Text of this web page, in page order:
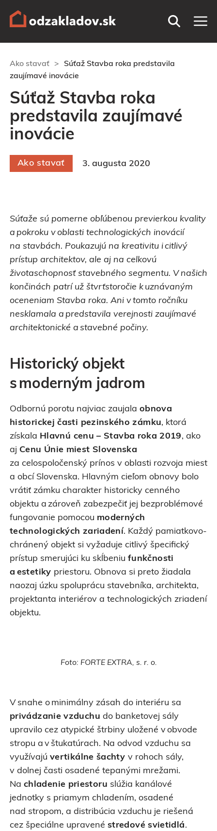
Ako stavať >
Súťaž Stavba roka predstavila
zaujímavé inovácie
Súťaž Stavba roka
predstavila zaujímavé
inovácie
Ako stavať 3. augusta 2020
Súťaže sú pomerne obľúbenou previerkou kvality
a pokroku v oblasti technologických inovácií
na stavbách. Poukazujú na kreativitu i citlivý
prístup architektov, ale aj na celkovú
životaschopnosť stavebného segmentu. V našich
končinách patrí už štvrťstoročie k uznávaným
oceneniam Stavba roka. Ani v tomto ročníku
nesklamala a predstavila verejnosti zaujímavé
architektonické a stavebné počiny.
Historický objekt
s moderným jadrom
Odbornú porotu najviac zaujala obnova
historickej časti pezinského zámku, ktorá
získala Hlavnú cenu – Stavba roka 2019, ako
aj Cenu Únie miest Slovenska
za celospoločenský prínos v oblasti rozvoja miest
a obcí Slovenska. Hlavným cieľom obnovy bolo
vrátiť zámku charakter historicky cenného
objektu a zároveň zabezpečiť jej bezproblémové
fungovanie pomocou moderných
technologických zariadení. Každý pamiatkovo-
chránený objekt si vyžaduje citlivý špecifický
prístup smerujúci ku skĺbeniu funkčnosti
a estetiky priestoru. Obnova si preto žiadala
naozaj úzku spoluprácu stavebníka, architekta,
projektanta interiérov a technologických zriadení
objektu.
Foto: FORTE EXTRA, s. r. o.
V snahe o minimálny zásah do interiéru sa
privádzanie vzduchu do banketovej sály
upravilo cez atypické štrbiny uložené v obvode
stropu a v štukatúrach. Na odvod vzduchu sa
využívajú vertikálne šachty v rohoch sály,
v dolnej časti osadené tepanými mrežami.
Na chladenie priestoru slúžia kanálové
jednotky s priamym chladením, osadené
nad stropom, a distribúcia vzduchu je riešená
cez špeciálne upravené stredové svietidlá.